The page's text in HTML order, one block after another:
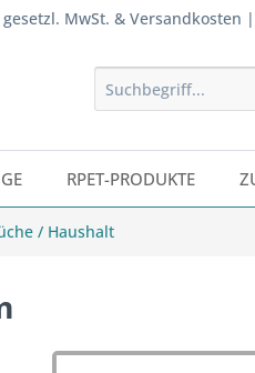
MwSt. &
RPET-PRODUKTE
/ Haushalt